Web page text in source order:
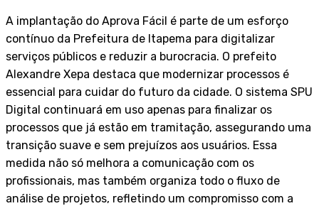
A implantação do Aprova Fácil é parte de um esforço
contínuo da Prefeitura de Itapema para digitalizar
serviços públicos e reduzir a burocracia. O prefeito
Alexandre Xepa destaca que modernizar processos é
essencial para cuidar do futuro da cidade. O sistema SPU
Digital continuará em uso apenas para finalizar os
processos que já estão em tramitação, assegurando uma
transição suave e sem prejuízos aos usuários. Essa
medida não só melhora a comunicação com os
profissionais, mas também organiza todo o fluxo de
análise de projetos, refletindo um compromisso com a